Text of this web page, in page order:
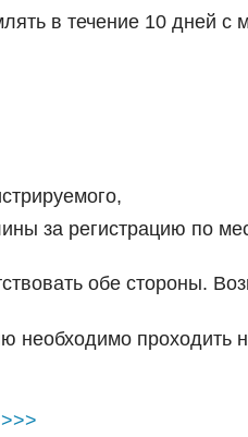
в течение 10 дней с
за регистрацию по
обе стороны.
проходить